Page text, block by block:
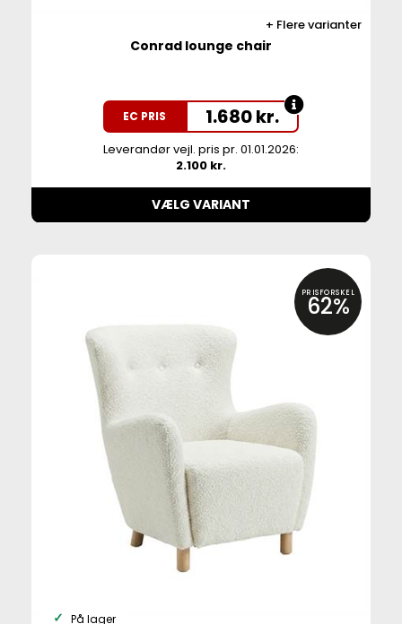
Flere varianter
Conrad lounge chair
EC PRIS 1.680kr.
Leverandør vejl. pris pr. 01.01.2026:
2.100 kr.
VÆLG VARIANT
PRISFORSKEL
62%
På lager